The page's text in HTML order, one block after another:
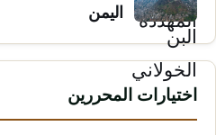
اليمن
اختيارات المحررين